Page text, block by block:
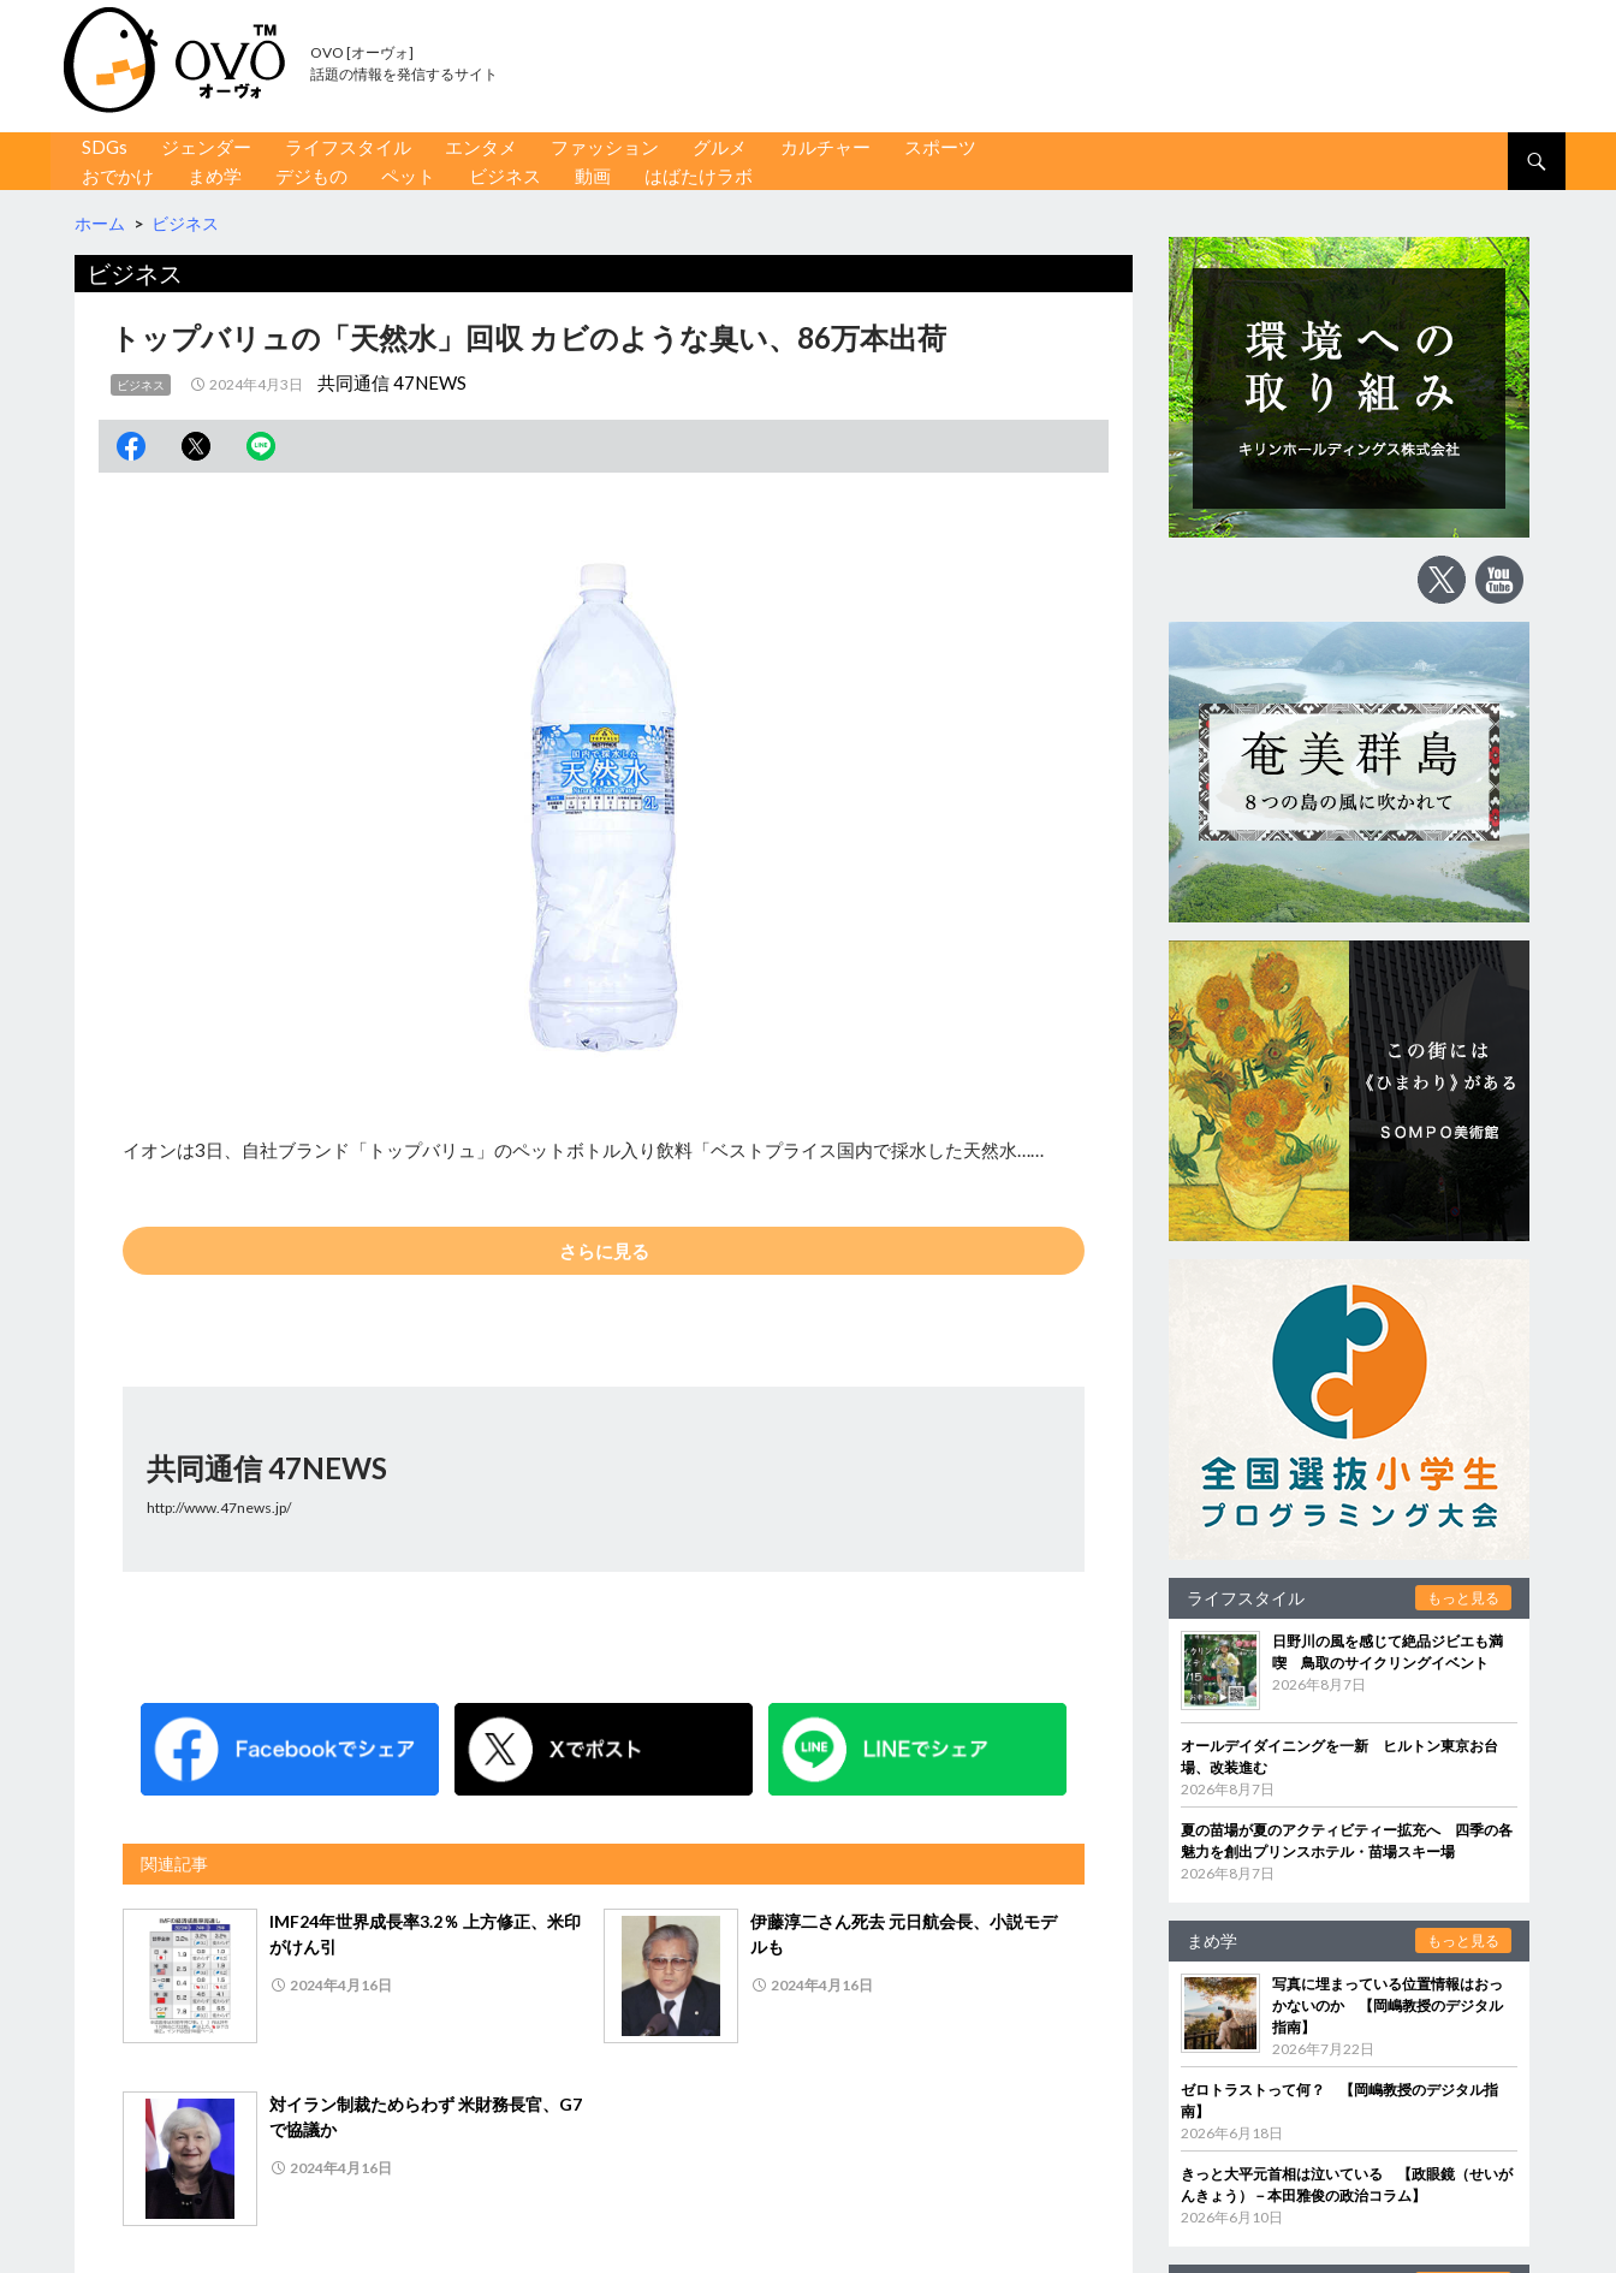
OVO [オーヴォ]
話題の情報を発信するサイト
コンテンツへ移動
SDGs ジェンダー ライフスタイル エンタメ ファッション グルメ カルチャー
スポーツ
おでかけ
まめ学 デジもの ペット ビジネス 動画 はばたけラボ
ホーム > ビジネス
ビジネス
トップバリュの「天然水」回収 カビのような臭い、86万本出荷
ビジネス 2024年4月3日 共同通信 47NEWS
イオンは3日、自社ブランド「トップバリュ」のペットボトル入り飲料「ベストプライス国内で採水した天然水……
さらに見る
共同通信 47NEWS
http://www.47news.jp/
関連記事
IMF24年世界成長率3.2％ 上方修正、米印
がけん引
2024年4月16日
伊藤淳二さん死去 元日航会長、小説モデ
ルも
2024年4月16日
対イラン制裁ためらわず 米財務長官、G7
で協議か
2024年4月16日
ライフスタイル もっと見る
日野川の風を感じて絶品ジビエも満
喫 鳥取のサイクリングイベント
2026年8月7日
オールデイダイニングを一新 ヒルトン東京お台
場、改装進む
2026年8月7日
夏の苗場が夏のアクティビティー拡充へ 四季の各
魅力を創出プリンスホテル・苗場スキー場
2026年8月7日
まめ学 もっと見る
写真に埋まっている位置情報はおっ
かないのか 【岡嶋教授のデジタル
指南】
2026年7月22日
ゼロトラストって何？ 【岡嶋教授のデジタル指
南】
2026年6月18日
きっと大平元首相は泣いている 【政眼鏡（せいが
んきょう）－本田雅俊の政治コラム】
2026年6月10日